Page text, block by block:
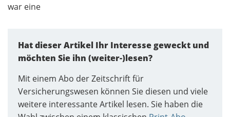
war eine
Hat dieser Artikel Ihr Interesse geweckt und
möchten Sie ihn (weiter-)lesen?
Mit einem Abo der Zeitschrift für
Versicherungswesen können Sie diesen und viele
weitere interessante Artikel lesen. Sie haben die